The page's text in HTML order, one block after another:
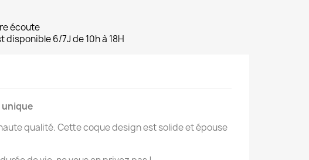
écoute
disponible 6/7J de 10h à 18H
unique
qualité. Cette coque design est solide et épouse